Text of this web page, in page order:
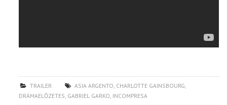
TRAILER ASIA ARGENTO CHARLOTTE GAINSBOURG
DRÁMAELŐZETES GABRIEL GARKO INCOMPRESA